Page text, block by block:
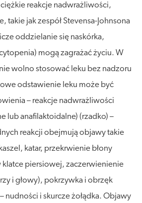
reakcje nadwrażliwości,
takie jak zespół Stevensa-Johnsona
oddzielanie się naskórka,
mogą zagrażać życiu. W
wolno stosować leku bez nadzoru
odstawienie leku może być
– reakcje nadwrażliwości
lub anafilaktoidalne) (rzadko) –
reakcji obejmują objawy takie
katar, przekrwienie błony
piersiowej, zaczerwienienie
i głowy), pokrzywka i obrzęk
nudności i skurcze żołądka. Objawy